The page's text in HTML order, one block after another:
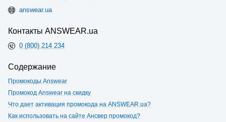
answear.ua
Контакты ANSWEAR.ua
0 (800) 214 234
Содержание
Промокоды Answear
Промокод Answear на скидку
Что дает активация промокода на ANSWEAR.ua?
Как использовать на сайте Ансвер промокод?